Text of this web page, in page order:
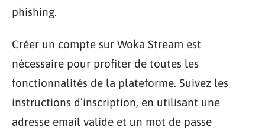
phishing.
Créer un compte sur Woka Stream est
nécessaire pour profiter de toutes les
fonctionnalités de la plateforme. Suivez les
instructions d’inscription, en utilisant une
adresse email valide et un mot de passe